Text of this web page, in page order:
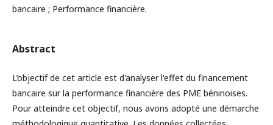
bancaire ; Performance financière.
Abstract
L’objectif de cet article est d'analyser l'effet du financement
bancaire sur la performance financière des PME béninoises.
Pour atteindre cet objectif, nous avons adopté une démarche